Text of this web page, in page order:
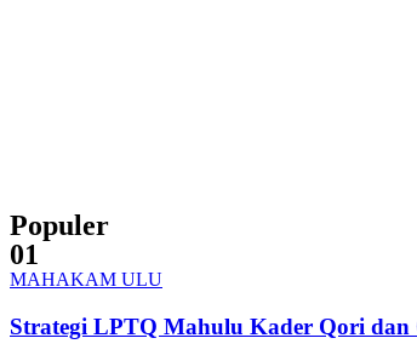
Populer
01
MAHAKAM ULU
Strategi LPTQ Mahulu Kader Qori